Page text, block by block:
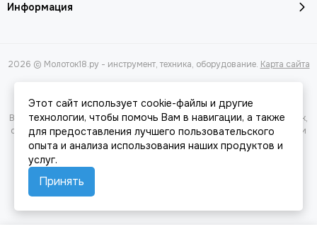
Информация
2026 © Молоток18.ру - инструмент, техника, оборудование. Карта сайта
Вся представленная на сайте информация, касающаяся характеристик,
стоимости товаров и услуг, носит информационный характер и ни при
каких условиях не является публичной офертой, определяемой
положениями Статьи 437(2) Гражданского кодекса РФ.
Этот сайт использует cookie-файлы и другие
технологии, чтобы помочь Вам в навигации, а также
для предоставления лучшего пользовательского
опыта и анализа использования наших продуктов и
услуг.
Принять